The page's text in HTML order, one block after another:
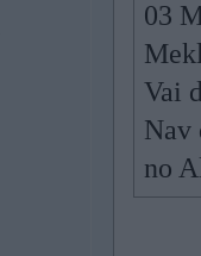
03
Vai
Nav
no